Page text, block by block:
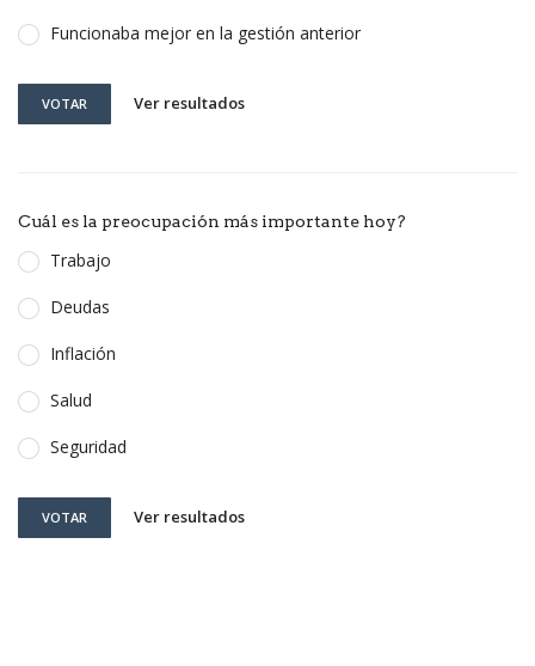
Funcionaba mejor en la gestión anterior
VOTAR Ver resultados
Cuál es la preocupación más importante hoy?
Trabajo
Deudas
Inflación
Salud
Seguridad
VOTAR Ver resultados